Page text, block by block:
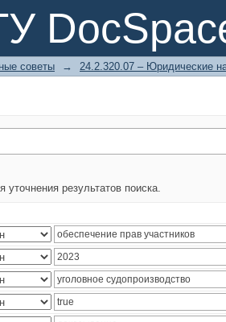
советы → 24.2.320.07 – Юридические
результатов поиска.